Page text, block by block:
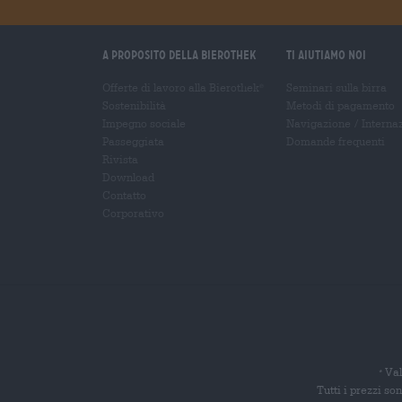
A proposito della Bierothek Ti aiutiamo noi
*
Tutti i prezzi